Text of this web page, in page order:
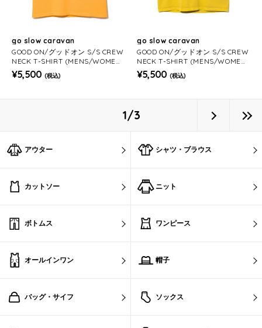
go slow caravan
GOOD ON/グッドオン S/S CREW
NECK T-SHIRT (MENS/WOMEN
S)
¥5,500 (税込)
go slow caravan
GOOD ON/グッドオン S/S CREW
NECK T-SHIRT (MENS/WOMEN
S)
¥5,500 (税込)
1/3
アウター シャツ・ブラウス
カットソー ニット
ボトムス ワンピース
オールインワン 帽子
バッグ・サイフ ソックス